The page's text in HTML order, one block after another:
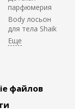
парфюмерия
Body лосьон
для тела Shaik
файлов